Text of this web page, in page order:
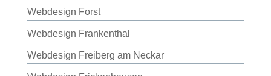
Webdesign Forst
Webdesign Frankenthal
Webdesign Freiberg am Neckar